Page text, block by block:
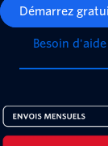
Démarrez
Besoin